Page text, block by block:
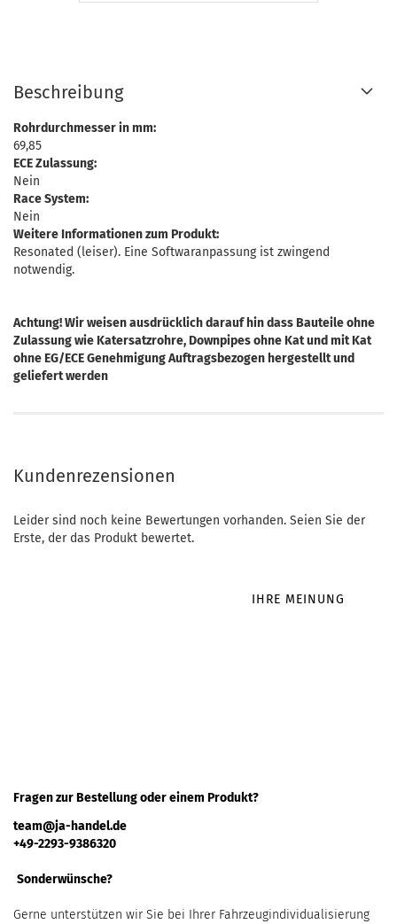
Beschreibung
Rohrdurchmesser in mm:
69,85
ECE Zulassung:
Nein
Race System:
Nein
Weitere Informationen zum Produkt:
Resonated (leiser). Eine Softwaranpassung ist zwingend
notwendig.
Achtung! Wir weisen ausdrücklich darauf hin dass Bauteile ohne
Zulassung wie Katersatzrohre, Downpipes ohne Kat und mit Kat
ohne EG/ECE Genehmigung Auftragsbezogen hergestellt und
geliefert werden
Kundenrezensionen
Leider sind noch keine Bewertungen vorhanden. Seien Sie der
Erste, der das Produkt bewertet.
IHRE MEINUNG
Fragen zur Bestellung oder einem Produkt?
team@ja-handel.de
+49-2293-9386320
Sonderwünsche?
Gerne unterstützen wir Sie bei Ihrer Fahrzeugindividualisierung